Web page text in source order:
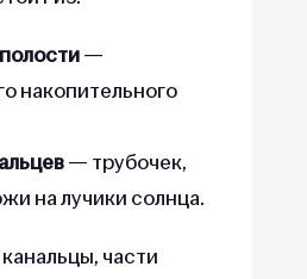
—
накопительного
— трубочек,
на лучики солнца.
части